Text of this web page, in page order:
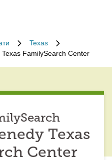
Texas
FamilySearch Center
Texas
Center